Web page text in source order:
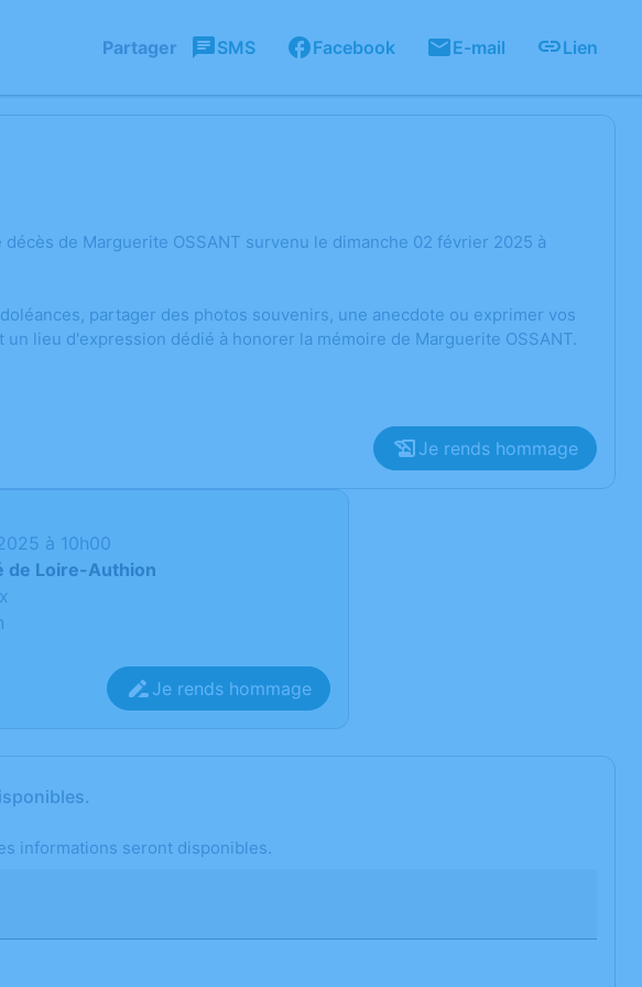
Partager SMS Facebook E-mail Lien
de Marguerite OSSANT survenu le dimanche 02 février 2025 à
partager des photos souvenirs, une anecdote ou exprimer vos
lieu d'expression dédié à honorer la mémoire de Marguerite OSSANT.
Je rends hommage
à 10h00
de Loire-Authion
Je rends hommage
informations seront disponibles.